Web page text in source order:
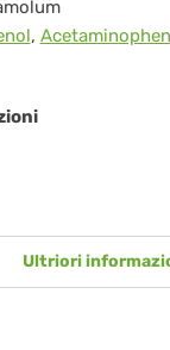
, Acetaminophen
Ultriori